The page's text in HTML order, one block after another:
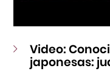
Video:
japonesas: